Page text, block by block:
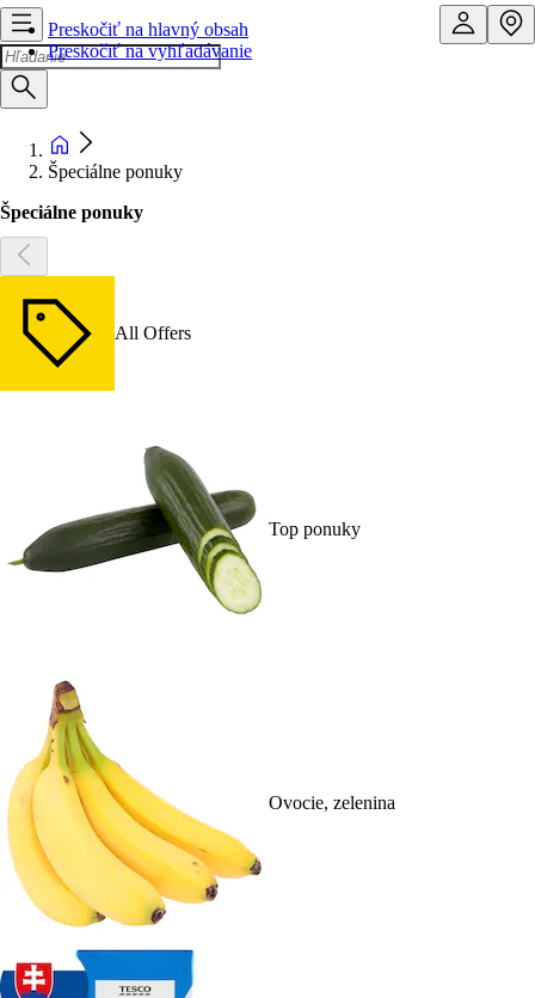
Preskočiť na hlavný obsah
Preskočiť na vyhľadávanie
Špeciálne ponuky
Špeciálne ponuky
All Offers
Top ponuky
Ovocie, zelenina